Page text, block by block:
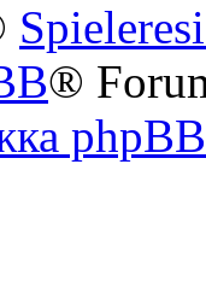
®
phpBB